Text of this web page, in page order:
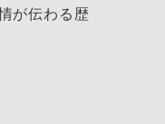
が伝わる歴